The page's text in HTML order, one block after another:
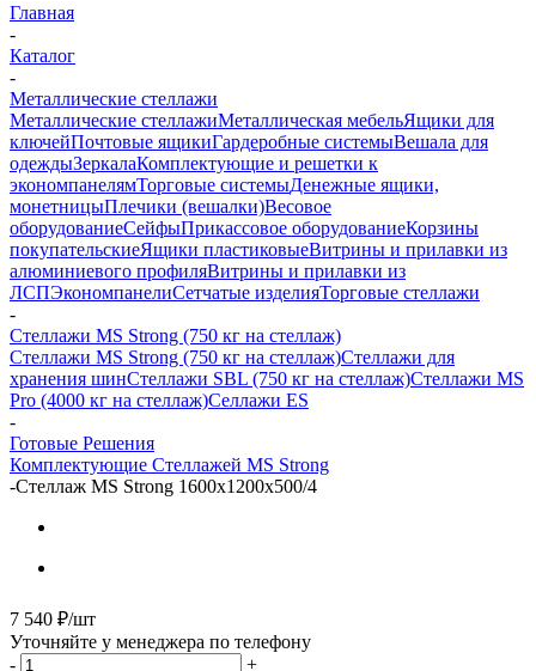
Главная
-
Каталог
-
Металлические стеллажи
Металлические стеллажиМеталлическая мебельЯщики для
ключейПочтовые ящикиГардеробные системыВешала для
одеждыЗеркалаКомплектующие и решетки к
экономпанелямТорговые системыДенежные ящики,
монетницыПлечики (вешалки)Весовое
оборудованиеСейфыПрикассовое оборудованиеКорзины
покупательскиеЯщики пластиковыеВитрины и прилавки из
алюминиевого профиляВитрины и прилавки из
ЛСПЭкономпанелиСетчатые изделияТорговые стеллажи
-
Стеллажи MS Strong (750 кг на стеллаж)
Стеллажи MS Strong (750 кг на стеллаж)Стеллажи для
хранения шинСтеллажи SBL (750 кг на стеллаж)Стеллажи MS
Pro (4000 кг на стеллаж)Селлажи ES
-
Готовые Решения
Комплектующие Стеллажей MS Strong
-Стеллаж MS Strong 1600х1200х500/4
7 540 ₽/шт
Уточняйте у менеджера по телефону
-
+